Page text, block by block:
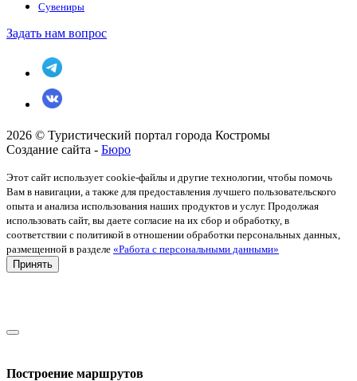
Сувениры
Задать нам вопрос
2026 © Туристический портал города Костромы
Создание сайта - Бюро
Этот сайт использует cookie-файлы и другие технологии, чтобы помочь
Вам в навигации, а также для предоставления лучшего пользовательского
опыта и анализа использования наших продуктов и услуг. Продолжая
использовать сайт, вы даете согласие на их сбор и обработку, в
соответствии с политикой в отношении обработки персональных данных,
размещенной в разделе «Работа с персональными данными»
Принять
Построение маршрутов